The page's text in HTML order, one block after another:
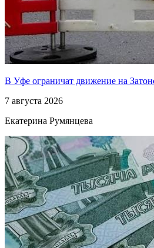
В Уфе ограничат движение на
7 августа 2026
Екатерина Румянцева